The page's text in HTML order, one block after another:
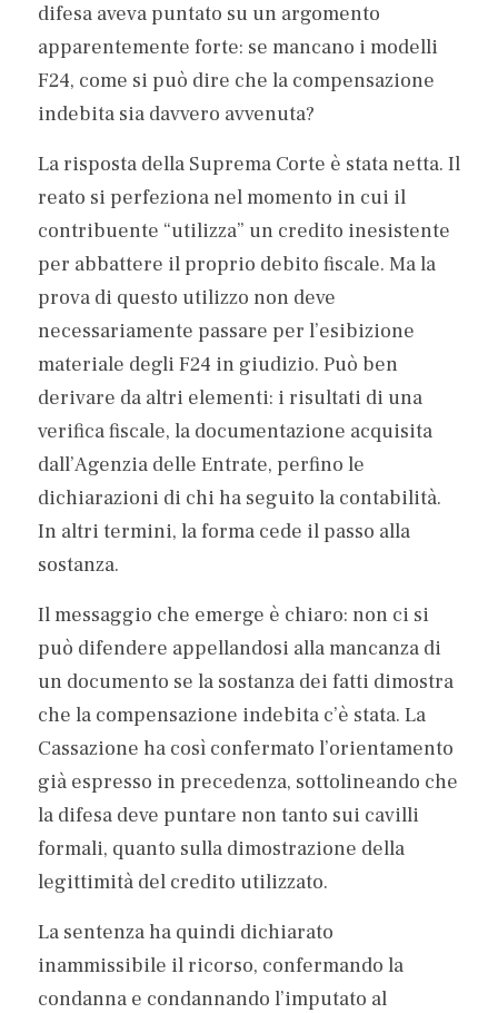
difesa aveva puntato su un argomento
apparentemente forte: se mancano i modelli
F24, come si può dire che la compensazione
indebita sia davvero avvenuta?
La risposta della Suprema Corte è stata netta. Il
reato si perfeziona nel momento in cui il
contribuente “utilizza” un credito inesistente
per abbattere il proprio debito fiscale. Ma la
prova di questo utilizzo non deve
necessariamente passare per l’esibizione
materiale degli F24 in giudizio. Può ben
derivare da altri elementi: i risultati di una
verifica fiscale, la documentazione acquisita
dall’Agenzia delle Entrate, perfino le
dichiarazioni di chi ha seguito la contabilità.
In altri termini, la forma cede il passo alla
sostanza.
Il messaggio che emerge è chiaro: non ci si
può difendere appellandosi alla mancanza di
un documento se la sostanza dei fatti dimostra
che la compensazione indebita c’è stata. La
Cassazione ha così confermato l’orientamento
già espresso in precedenza, sottolineando che
la difesa deve puntare non tanto sui cavilli
formali, quanto sulla dimostrazione della
legittimità del credito utilizzato.
La sentenza ha quindi dichiarato
inammissibile il ricorso, confermando la
condanna e condannando l’imputato al